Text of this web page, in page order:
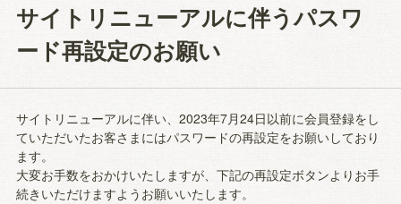
サイトリニューアルに伴うパスワ
ード再設定のお願い
サイトリニューアルに伴い、2023年7月24日以前に会員登録をし
ていただいたお客さまにはパスワードの再設定をお願いしており
ます。
大変お手数をおかけいたしますが、下記の再設定ボタンよりお手
続きいただけますようお願いいたします。